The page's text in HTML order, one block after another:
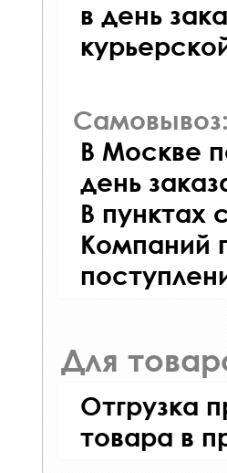
в день
Самовывоз:
В Москве
день
В пунктах
Компаний
Для
Отгрузка
товара в